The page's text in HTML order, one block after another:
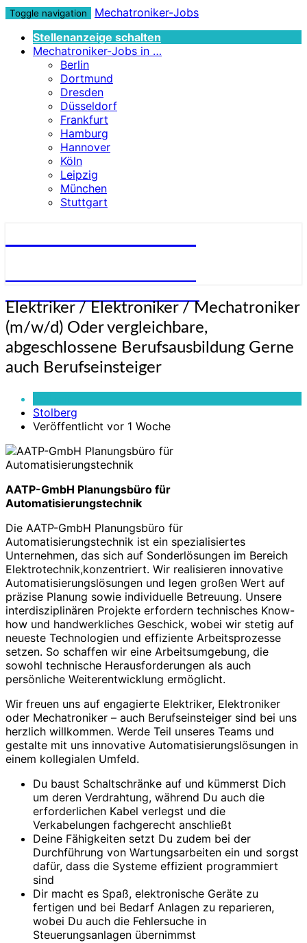
Toggle navigation
Mechatroniker-Jobs
Stellenanzeige schalten
Mechatroniker-Jobs in …
Berlin
Dortmund
Dresden
Düsseldorf
Frankfurt
Hamburg
Hannover
Köln
Leipzig
München
Stuttgart
Elektriker
/
Elektroniker
/
Mechatroniker
(m/w/d)
vergleichbare,
abgeschlossene
Berufsausbildung
Gerne
auch
Berufseinsteiger
Elektriker / Elektroniker / Mechatroniker
(m/w/d) Oder vergleichbare,
abgeschlossene Berufsausbildung Gerne
auch Berufseinsteiger
Stolberg
Veröffentlicht vor 1 Woche
AATP-GmbH Planungsbüro für
Automatisierungstechnik
Die AATP-GmbH Planungsbüro für
Automatisierungstechnik ist ein spezialisiertes
Unternehmen, das sich auf Sonderlösungen im Bereich
Elektrotechnik,konzentriert. Wir realisieren innovative
Automatisierungslösungen und legen großen Wert auf
präzise Planung sowie individuelle Betreuung. Unsere
interdisziplinären Projekte erfordern technisches Know-
how und handwerkliches Geschick, wobei wir stetig auf
neueste Technologien und effiziente Arbeitsprozesse
setzen. So schaffen wir eine Arbeitsumgebung, die
sowohl technische Herausforderungen als auch
persönliche Weiterentwicklung ermöglicht.
Wir freuen uns auf engagierte Elektriker, Elektroniker
oder Mechatroniker – auch Berufseinsteiger sind bei uns
herzlich willkommen. Werde Teil unseres Teams und
gestalte mit uns innovative Automatisierungslösungen in
einem kollegialen Umfeld.
Du baust Schaltschränke auf und kümmerst Dich
um deren Verdrahtung, während Du auch die
erforderlichen Kabel verlegst und die
Verkabelungen fachgerecht anschließt
Deine Fähigkeiten setzt Du zudem bei der
Durchführung von Wartungsarbeiten ein und sorgst
dafür, dass die Systeme effizient programmiert
sind
Dir macht es Spaß, elektronische Geräte zu
fertigen und bei Bedarf Anlagen zu reparieren,
wobei Du auch die Fehlersuche in
Steuerungsanlagen übernimmst